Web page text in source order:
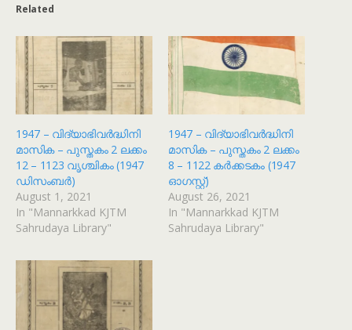
Related
1947 – വിദ്യാഭിവർദ്ധിനി
മാസിക – പുസ്തകം 2 ലക്കം
12 – 1123 വൃശ്ചികം (1947
ഡിസംബർ)
August 1, 2021
In "Mannarkkad KJTM
Sahrudaya Library"
1947 – വിദ്യാഭിവർദ്ധിനി
മാസിക – പുസ്തകം 2 ലക്കം
8 – 1122 കർക്കടകം (1947
ഓഗസ്റ്റ്)
August 26, 2021
In "Mannarkkad KJTM
Sahrudaya Library"